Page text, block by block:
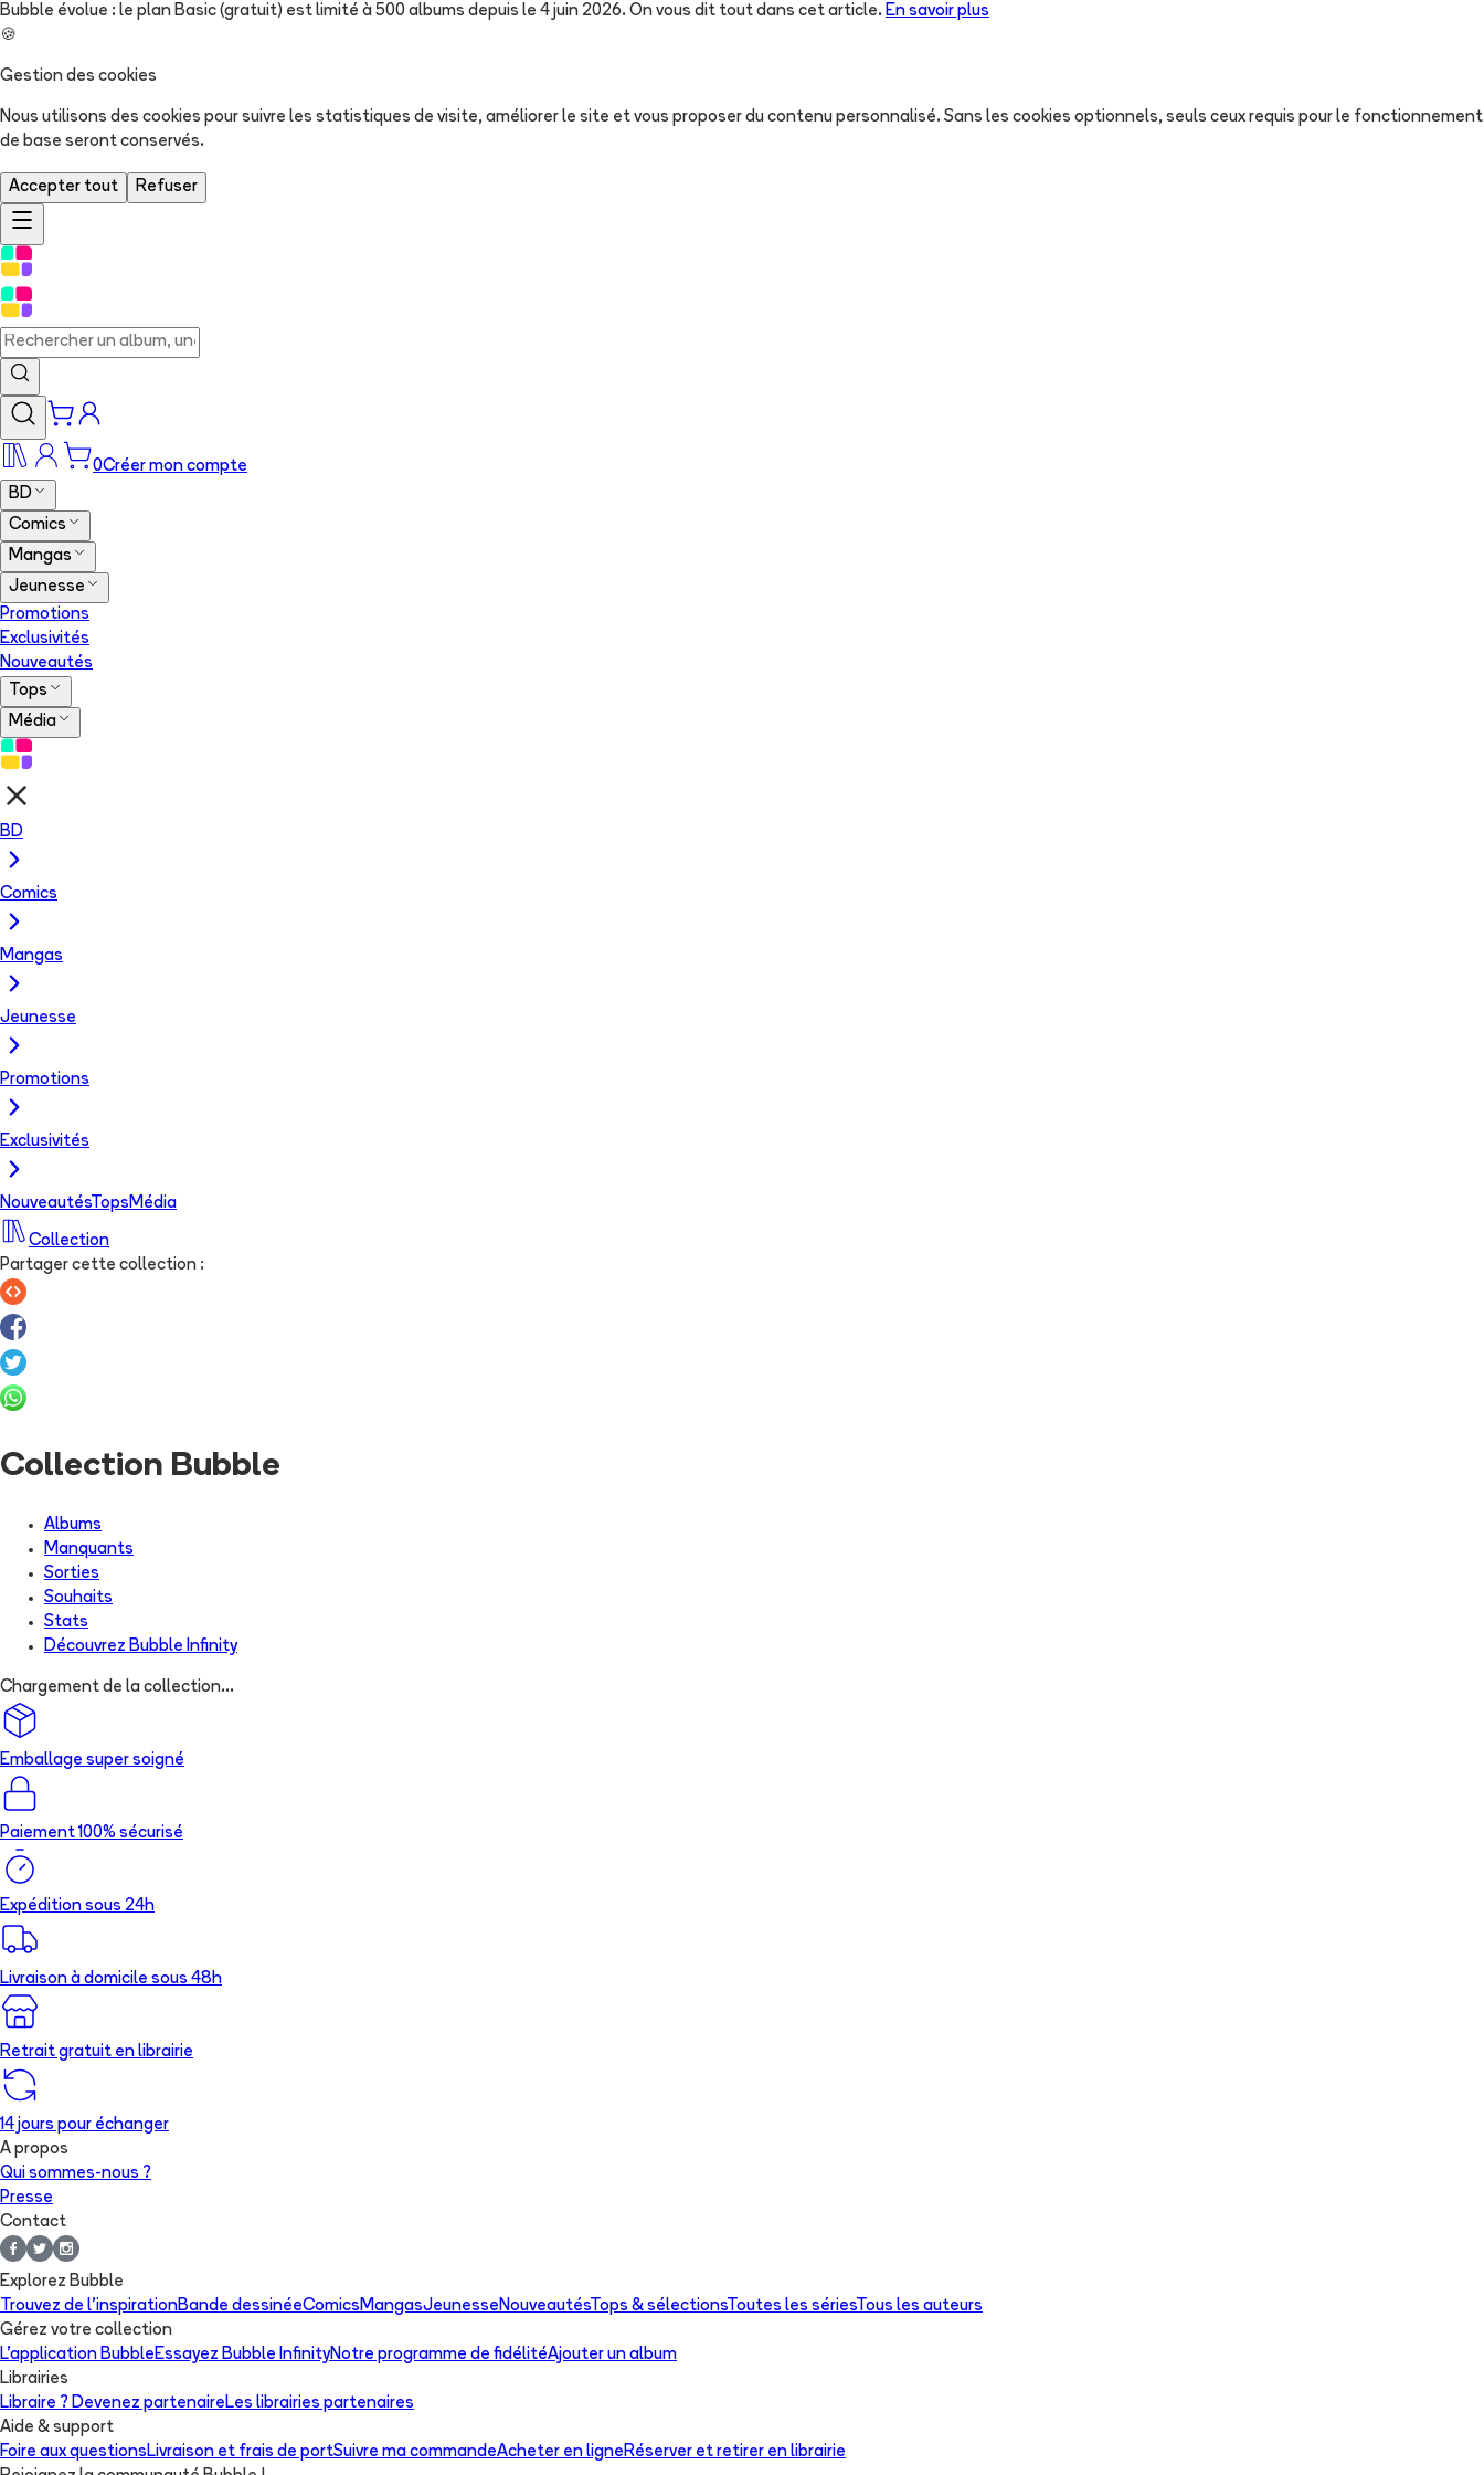
Bubble évolue : le plan Basic (gratuit) est limité à 500 albums depuis le 4 juin 2026. On vous dit tout dans cet article. En savoir plus
🍪
Gestion des cookies
Nous utilisons des cookies pour suivre les statistiques de visite, améliorer le site et vous proposer du contenu personnalisé. Sans les cookies optionnels, seuls ceux requis pour le fonctionnement
de base seront conservés.
Accepter tout Refuser
0Créer mon compte
BD
Comics
Mangas
Jeunesse
Promotions
Exclusivités
Nouveautés
Tops
Média
BD
Comics
Mangas
Jeunesse
Promotions
Exclusivités
NouveautésTops Média
Collection
Partager cette collection :
Collection Bubble
Albums
Manquants
Sorties
Souhaits
Stats
Découvrez Bubble Infinity
Chargement de la collection...
Emballage super soigné
Paiement 100% sécurisé
Expédition sous 24h
Livraison à domicile sous 48h
Retrait gratuit en librairie
14 jours pour échanger
A propos
Qui sommes-nous ?
Presse
Contact
Explorez Bubble
Trouvez de l'inspirationBande dessinéeComicsMangasJeunesseNouveautésTops & sélectionsToutes les sériesTous les auteurs
Gérez votre collection
L'application BubbleEssayez Bubble InfinityNotre programme de fidélitéAjouter un album
Librairies
Libraire ? Devenez partenaireLes librairies partenaires
Aide & support
Foire aux questionsLivraison et frais de portSuivre ma commandeAcheter en ligneRéserver et retirer en librairie